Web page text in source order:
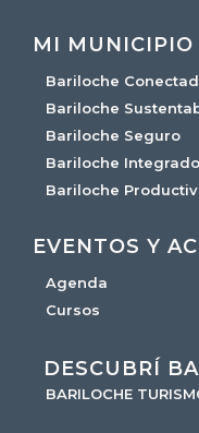
MI MUNICIPIO
Bariloche
Bariloche
Bariloche Seguro
Bariloche Integrado
Bariloche
EVENTOS Y
Agenda
Cursos
DESCUBRÍ
BARILOCHE